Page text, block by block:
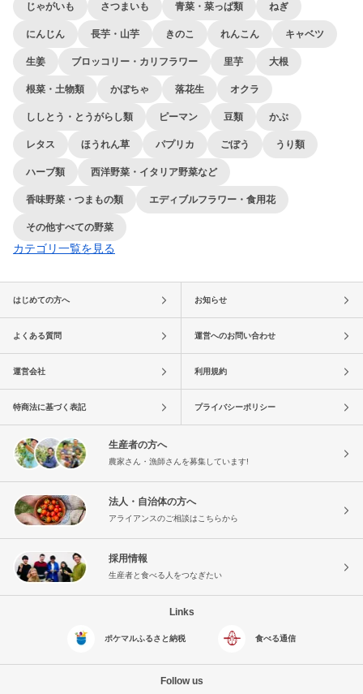
じゃがいも さつまいも 青菜・菜っぱ類 ねぎ
にんじん 長芋・山芋 きのこ れんこん キャベツ
生姜 ブロッコリー・カリフラワー 里芋 大根
根菜・土物類 かぼちゃ 落花生 オクラ
ししとう・とうがらし類 ピーマン 豆類 かぶ
レタス ほうれん草 パプリカ ごぼう うり類
ハーブ類 西洋野菜・イタリア野菜など
香味野菜・つまもの類 エディブルフラワー・食用花
その他すべての野菜
カテゴリ一覧を見る
はじめての方へ お知らせ
よくある質問 運営へのお問い合わせ
運営会社 利用規約
特商法に基づく表記 プライバシーポリシー
生産者の方へ
農家さん・漁師さんを募集しています!
法人・自治体の方へ
アライアンスのご相談はこちらから
採用情報
生産者と食べる人をつなぎたい
Links
ポケマルふるさと納税 食べる通信
Follow us